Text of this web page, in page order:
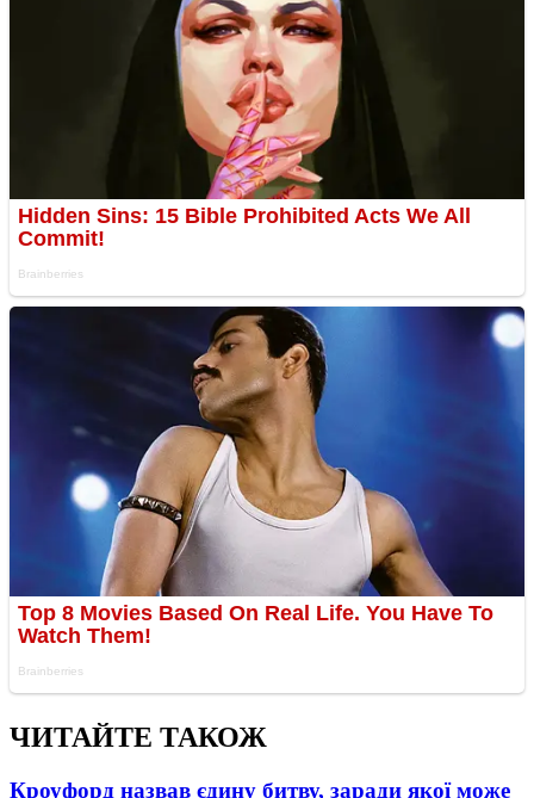
ЧИТАЙТЕ ТАКОЖ
Кроуфорд назвав єдину битву, заради якої може